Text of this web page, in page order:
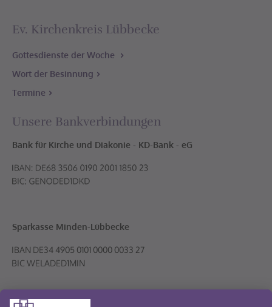
Ev. Kirchenkreis Lübbecke
Gottesdienste der Woche
Wort der Besinnung
Termine
Unsere Bankverbindungen
Bank für Kirche und Diakonie - KD-Bank - eG
Sparkasse Minden-Lübbecke